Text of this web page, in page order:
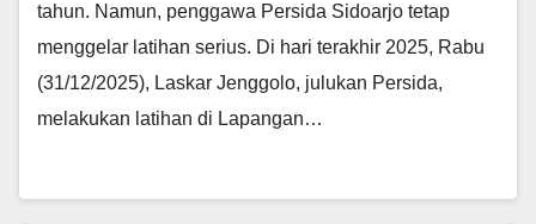
tahun. Namun, penggawa Persida Sidoarjo tetap
menggelar latihan serius. Di hari terakhir 2025, Rabu
(31/12/2025), Laskar Jenggolo, julukan Persida,
melakukan latihan di Lapangan…